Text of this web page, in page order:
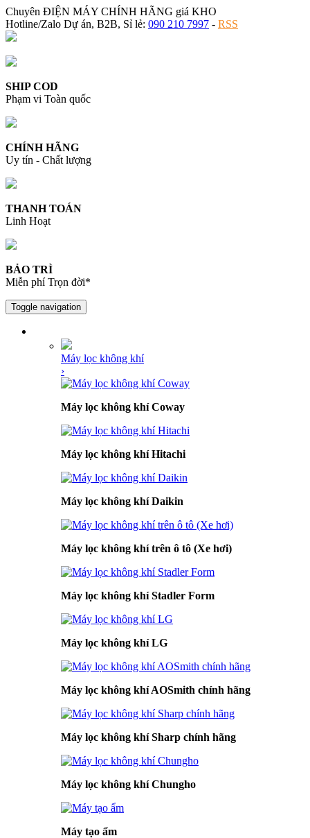
Chuyên ĐIỆN MÁY CHÍNH HÃNG giá KHO
Hotline/Zalo Dự án, B2B, Sỉ lẻ: 090 210 7997 - RSS
SHIP COD
Phạm vi Toàn quốc
CHÍNH HÃNG
Uy tín - Chất lượng
THANH TOÁN
Linh Hoạt
BẢO TRÌ
Miễn phí Trọn đời*
Toggle navigation
Máy lọc không khí
›
Máy lọc không khí Coway
Máy lọc không khí Hitachi
Máy lọc không khí Daikin
Máy lọc không khí trên ô tô (Xe hơi)
Máy lọc không khí Stadler Form
Máy lọc không khí LG
Máy lọc không khí AOSmith chính hãng
Máy lọc không khí Sharp chính hãng
Máy lọc không khí Chungho
Máy tạo ẩm